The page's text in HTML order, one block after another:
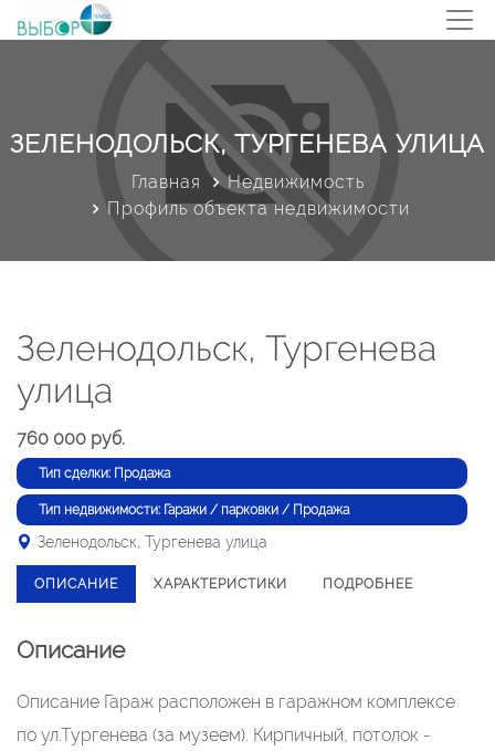
ЗЕЛЕНОДОЛЬСК, ТУРГЕНЕВА УЛИЦА
Главная
Недвижимость
Профиль объекта недвижимости
Зеленодольск, Тургенева
улица
760 000 руб.
Тип сделки: Продажа
Тип недвижимости: Гаражи / парковки / Продажа
Зеленодольск, Тургенева улица
ОПИСАНИЕ ХАРАКТЕРИСТИКИ ПОДРОБНЕЕ
Описание
Описание Гараж расположен в гаражном комплексе
по ул.Тургенева (за музеем). Кирпичный, потолок -